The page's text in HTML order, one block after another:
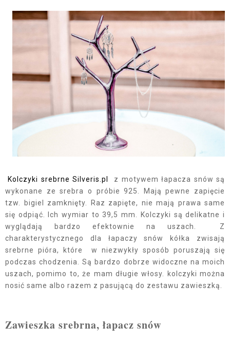
Kolczyki srebrne Silveris.pl
z motywem łapacza snów są
wykonane ze srebra o próbie 925. Mają pewne zapięcie
tzw. bigiel zamknięty. Raz zapięte, nie mają prawa same
się odpiąć. Ich wymiar to 39,5 mm. Kolczyki są delikatne i
wyglądają bardzo efektownie na uszach.
Z
charakterystycznego dla łapaczy snów kółka zwisają
srebrne pióra, które w niezwykły sposób poruszają się
podczas chodzenia. Są bardzo dobrze widoczne na moich
uszach, pomimo to, że mam długie włosy. kolczyki można
nosić same albo razem z pasującą do zestawu zawieszką.
Zawieszka srebrna, łapacz snów